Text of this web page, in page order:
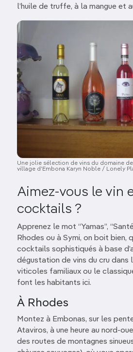
l’huile de truffe, à la mangue et
Image
Une jolie sélection de vins du domaine
village d’Embona Karyn Noble / Lonely
Aimez-vous le vin
cocktails ?
Apprenez le mot “Yamas”,
Rhodes ou à Symi, on boit bien,
cocktails sophistiqués à base
dégustation de vins du cru dans
viticoles familiaux ou le
font les habitants ici.
À Rhodes
Montez à Embonas, sur les
Ataviros, à une heure au nord-
des routes de montagnes